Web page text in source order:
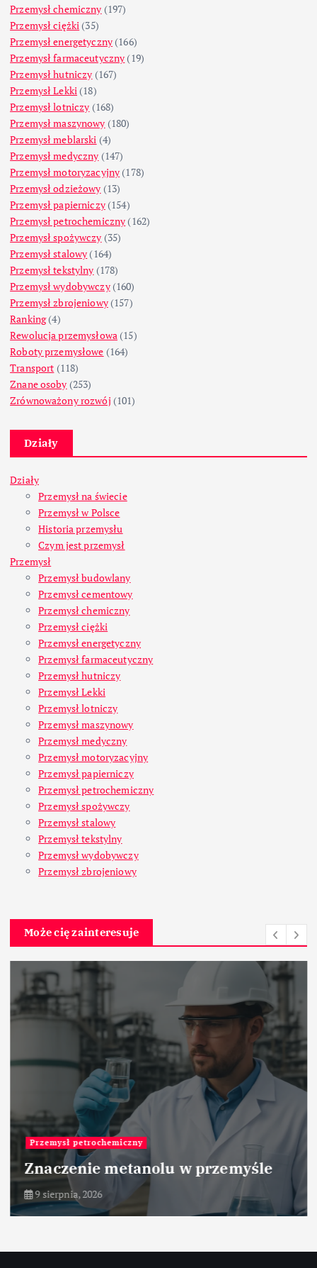
Przemysł chemiczny (197)
Przemysł ciężki (35)
Przemysł energetyczny (166)
Przemysł farmaceutyczny (19)
Przemysł hutniczy (167)
Przemysł Lekki (18)
Przemysł lotniczy (168)
Przemysł maszynowy (180)
Przemysł meblarski (4)
Przemysł medyczny (147)
Przemysł motoryzacyjny (178)
Przemysł odzieżowy (13)
Przemysł papierniczy(154)
Przemysł petrochemiczny (162)
Przemysł spożywczy (35)
Przemysł stalowy (164)
Przemysł tekstylny (178)
Przemysł wydobywczy(160)
Przemysł zbrojeniowy(157)
Ranking(4)
Rewolucja przemysłowa (15)
Roboty przemysłowe (164)
Transport (118)
Znane osoby (253)
Zrównoważony rozwój (101)
Działy
Działy
Przemysł na świecie
Przemysł w Polsce
Historia przemysłu
Czym jest przemysł
Przemysł
Przemysł budowlany
Przemysł cementowy
Przemysł chemiczny
Przemysł ciężki
Przemysł energetyczny
Przemysł farmaceutyczny
Przemysł hutniczy
Przemysł Lekki
Przemysł lotniczy
Przemysł maszynowy
Przemysł medyczny
Przemysł motoryzacyjny
Przemysł papierniczy
Przemysł petrochemiczny
Przemysł spożywczy
Przemysł stalowy
Przemysł tekstylny
Przemysł wydobywczy
Przemysł zbrojeniowy
Może cię zainteresuje
Przemysł petrochemiczny
Znaczenie metanolu w przemyśle
9 sierpnia, 2026